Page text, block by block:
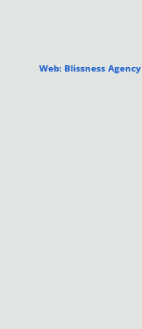
Web: Blissness Agency